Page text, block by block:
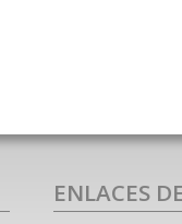
ENLACES